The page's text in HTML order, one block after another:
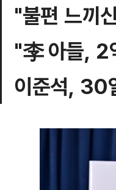
"불편 느끼
"李 아들, 2
이준석, 30